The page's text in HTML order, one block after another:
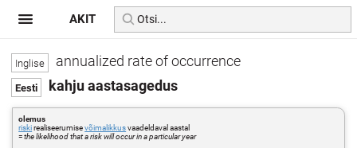
annualized rate of occurrence
kahju aastasagedus
olemus
riskirealiseerumisevõimalikkusvaadeldaval aastal
=the likelihood that a risk will occur in a particular year
AKIT